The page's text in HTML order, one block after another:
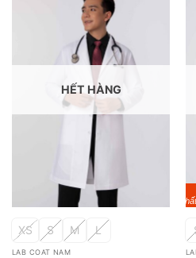
HẾT HÀNG
XS S M L
LAB COAT NAM